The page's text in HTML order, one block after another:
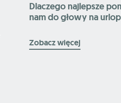
Dlaczego najlepsze
nam do głowy na
Zobacz więcej